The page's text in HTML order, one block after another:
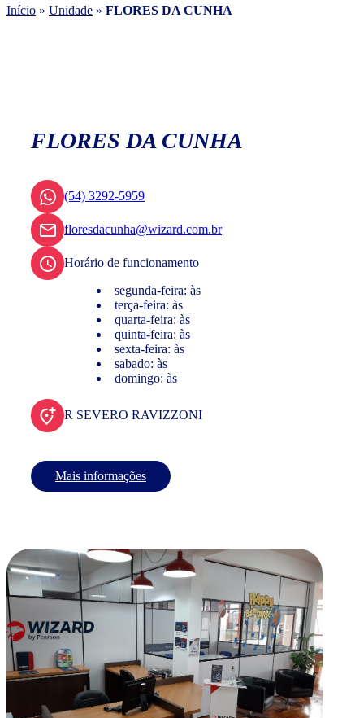
Início » Unidade » FLORES DA CUNHA
FLORES DA CUNHA
(54) 3292-5959
floresdacunha@wizard.com.br
Horário de funcionamento
segunda-feira: às
terça-feira: às
quarta-feira: às
quinta-feira: às
sexta-feira: às
sabado: às
domingo: às
R SEVERO RAVIZZONI
Mais informações